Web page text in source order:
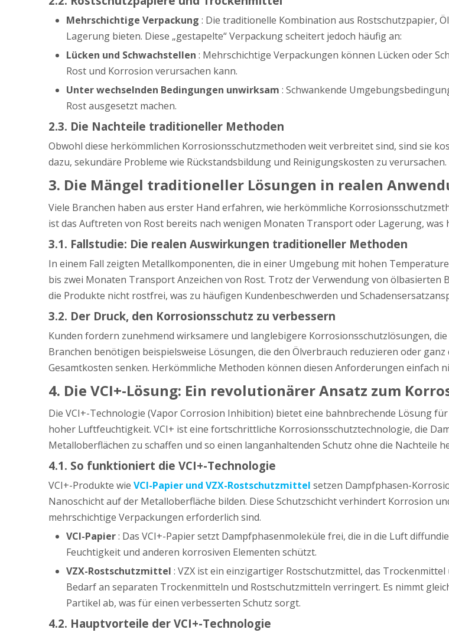
Mehrschichtige Verpackung : Die traditionelle Kombination aus Rostschutzpapier,
Lagerung bieten. Diese „gestapelte“ Verpackung scheitert jedoch häufig an:
Lücken und Schwachstellen : Mehrschichtige Verpackungen können Lücken oder
Rost und Korrosion verursachen kann.
Unter wechselnden Bedingungen unwirksam : Schwankende
Rost ausgesetzt machen.
2.3. Die Nachteile traditioneller Methoden
Obwohl diese herkömmlichen Korrosionsschutzmethoden weit verbreitet sind, sind sie
dazu, sekundäre Probleme wie Rückstandsbildung und Reinigungskosten zu verursachen.
3. Die Mängel traditioneller Lösungen in realen
Viele Branchen haben aus erster Hand erfahren, wie herkömmliche
ist das Auftreten von Rost bereits nach wenigen Monaten Transport oder Lagerung,
3.1. Fallstudie: Die realen Auswirkungen traditioneller Methoden
In einem Fall zeigten Metallkomponenten, die in einer Umgebung mit hohen
bis zwei Monaten Transport Anzeichen von Rost. Trotz der Verwendung von
die Produkte nicht rostfrei, was zu häufigen Kundenbeschwerden und
3.2. Der Druck, den Korrosionsschutz zu verbessern
Kunden fordern zunehmend wirksamere und langlebigere Korrosionsschutzlösungen,
Branchen benötigen beispielsweise Lösungen, die den Ölverbrauch reduzieren oder
Gesamtkosten senken. Herkömmliche Methoden können diesen Anforderungen einfach
4. Die VCI+-Lösung: Ein revolutionärer Ansatz zum
Die VCI+-Technologie (Vapor Corrosion Inhibition) bietet eine bahnbrechende Lösung
hoher Luftfeuchtigkeit. VCI+ ist eine fortschrittliche Korrosionsschutztechnologie, die
Metalloberflächen zu schaffen und so einen langanhaltenden Schutz ohne die Nachteile
4.1. So funktioniert die VCI+-Technologie
VCI+-Produkte wie VCI-Papier und VZX-Rostschutzmittel setzen Dampfphasen-
Nanoschicht auf der Metalloberfläche bilden. Diese Schutzschicht verhindert Korrosion
mehrschichtige Verpackungen erforderlich sind.
VCI-Papier: Das VCI+-Papier setzt Dampfphasenmoleküle frei, die in die Luft
Feuchtigkeit und anderen korrosiven Elementen schützt.
VZX-Rostschutzmittel : VZX ist ein einzigartiger Rostschutzmittel, das
Bedarf an separaten Trockenmitteln und Rostschutzmitteln verringert. Es nimmt
Partikel ab, was für einen verbesserten Schutz sorgt.
4.2. Hauptvorteile der VCI+-Technologie